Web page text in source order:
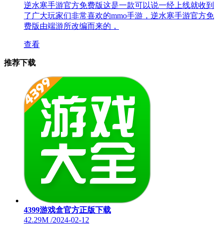
逆水寒手游官方免费版这是一款可以说一经上线就收到
了广大玩家们非常喜欢的mmo手游，逆水寒手游官方免
费版由端游所改编而来的，
查看
推荐下载
4399游戏盒官方正版下载
42.29M /2024-02-12